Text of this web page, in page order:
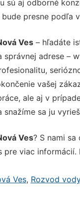
sú aj odborné
presne podľa
Ves– hľadáte
adrese –
vašej
ale aj v
sa ju
Ves? S nami
pre viac
Ves, Rozvod